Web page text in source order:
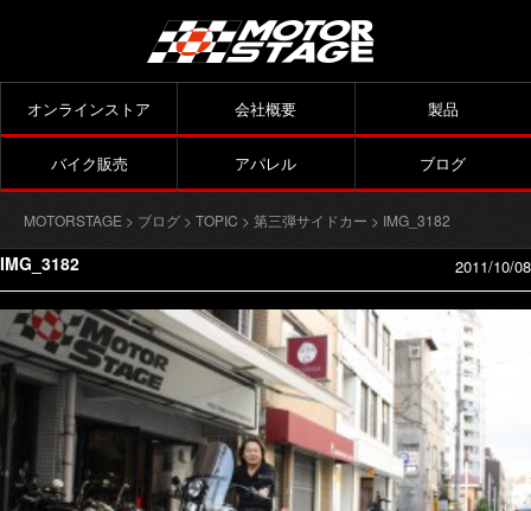
オンラインストア 会社概要 製品
バイク販売 アパレル ブログ
MOTORSTAGE > ブログ > TOPIC > 第三弾サイドカー > IMG_3182
IMG_3182 2011/10/08